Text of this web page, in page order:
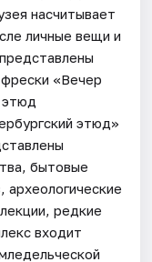
насчитывает
личные вещи и
«Вечер
этюд
этюд»
бытовые
редкие
входит